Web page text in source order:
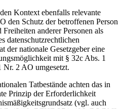
Kontext ebenfalls relevante
den Schutz der betroffenen Person
anderer Personen als
datenschutzrechtlichen
der nationale Gesetzgeber eine
mit § 32c Abs. 1
Nr. 2 AO umgesetzt.
Tatbestände achten das in
Prinzip der Erforderlichkeit
(vgl. auch